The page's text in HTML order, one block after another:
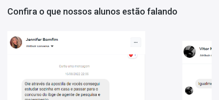
Auxiliar Administrativo
2026, por professores especializados em cada matéria e com
bibliografia indicada no edital. Os conteúdos são tratados com
Confira o que nossos alunos estão falando